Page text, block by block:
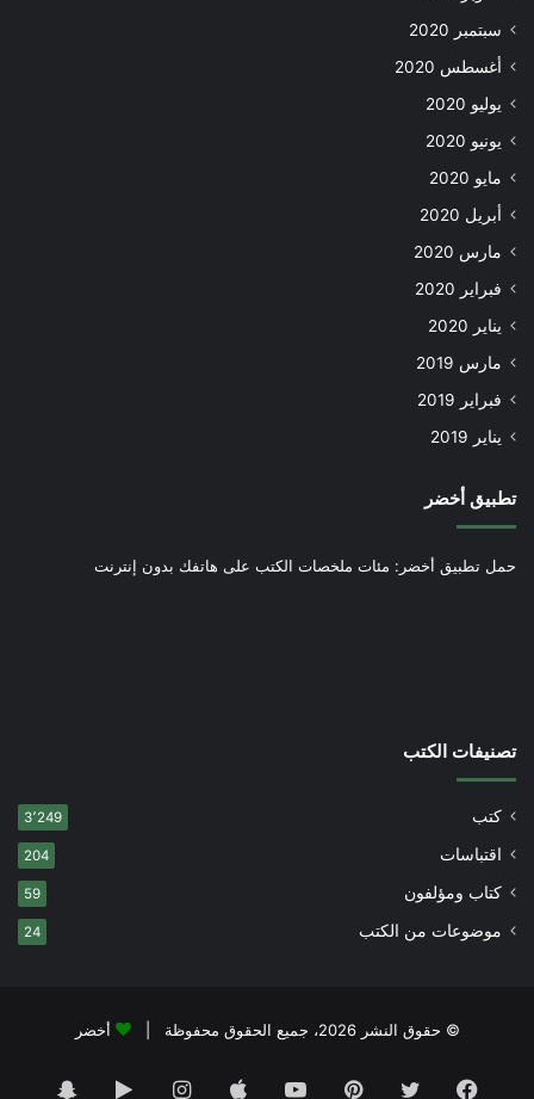
سبتمبر 2020
أغسطس 2020
يوليو 2020
يونيو 2020
مايو 2020
أبريل 2020
مارس 2020
فبراير 2020
يناير 2020
مارس 2019
فبراير 2019
يناير 2019
تطبيق أخضر
حمل تطبيق أخضر: مئات ملخصات الكتب على هاتفك بدون إنترنت
تصنيفات الكتب
كتب 3٬249
اقتباسات 204
كتاب ومؤلفون 59
موضوعات من الكتب 24
© حقوق النشر 2026، جميع الحقوق محفوظة | أخضر
فيسبوك تويتر بينتيريستيوتيوب انستقرام‏Google